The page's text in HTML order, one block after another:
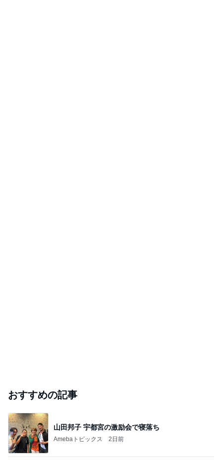
おすすめの記事
山田邦子 宇都宮の激励会で寝落ち
Amebaトピックス 2日前